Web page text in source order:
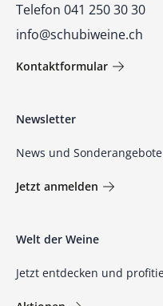
Telefon 041 250 30 30
info@schubiweine.ch
Kontaktformular
Newsletter
News und
Jetzt anmelden
Welt der Weine
Jetzt entdecken und